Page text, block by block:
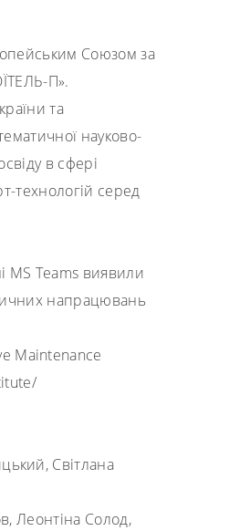
Союзом за
П».
та
науково-
в сфері
технологій серед
MS Teams виявили
напрацювань
Maintenance
/
Світлана
Леонтіна Солод,